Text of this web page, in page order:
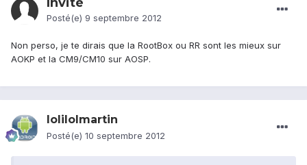
Posté(e) 9 septembre 2012
Non perso, je te dirais que la RootBox ou RR sont les mieux sur
AOKP et la CM9/CM10 sur AOSP.
lolilolmartin
Posté(e) 10 septembre 2012